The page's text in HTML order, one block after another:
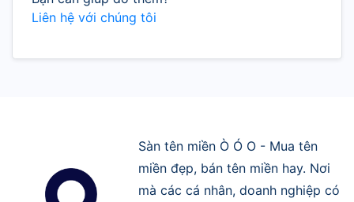
Liên hệ với chúng tôi
Sàn tên miền Ò Ó O - Mua tên
miền đẹp, bán tên miền hay. Nơi
mà các cá nhân, doanh nghiệp có